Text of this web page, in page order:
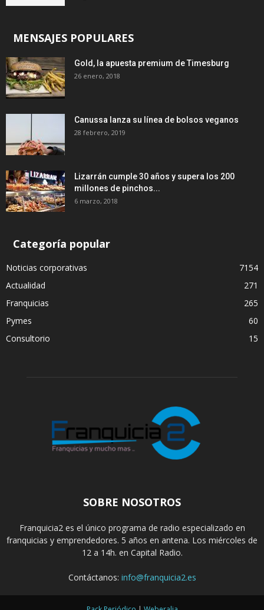
MENSAJES POPULARES
Gold, la apuesta premium de Timesburg
26 enero, 2018
Canussa lanza su línea de bolsos veganos
28 febrero, 2019
Lizarrán cumple 30 años y supera los 200
millones de pinchos...
6 marzo, 2018
Categoría popular
Noticias corporativas
7154
Actualidad
271
Franquicias
265
Pymes
60
Consultorio
15
SOBRE NOSOTROS
Franquicia2 es el único programa de radio especializado en
franquicias y emprendedores. 5 años en antena. Los miércoles de
12 a 14h. en Capital Radio.
Contáctanos: info@franquicia2.es